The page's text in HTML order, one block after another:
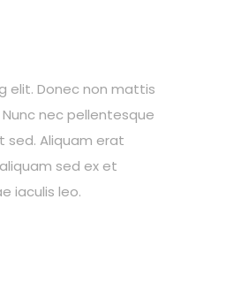
elit. Donec non mattis
nec pellentesque
sed. Aliquam erat
sed ex et
iaculis leo.